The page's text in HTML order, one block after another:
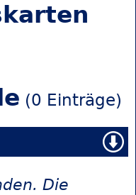
(0 Einträge)
Die